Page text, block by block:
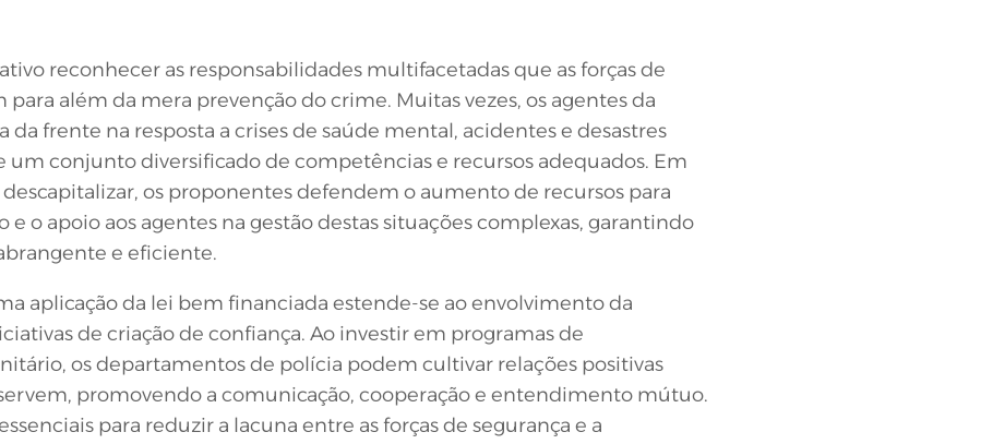
reconhecer as responsabilidades multifacetadas que as forças de
para além da mera prevenção do crime. Muitas vezes, os agentes da
da frente na resposta a crises de saúde mental, acidentes e desastres
um conjunto diversificado de competências e recursos adequados. Em
os proponentes defendem o aumento de recursos para
e o apoio aos agentes na gestão destas situações complexas, garantindo
e eficiente.
aplicação da lei bem financiada estende-se ao envolvimento da
de criação de confiança. Ao investir em programas de
os departamentos de polícia podem cultivar relações positivas
promovendo a comunicação, cooperação e entendimento mútuo.
para reduzir a lacuna entre as forças de segurança e a